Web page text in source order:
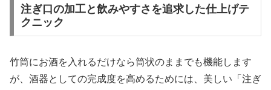
注ぎ口の加工と飲みやすさを追求した仕上げテ
クニック
竹筒にお酒を入れるだけなら筒状のままでも機能します
が、酒器としての完成度を高めるためには、美しい「注ぎ